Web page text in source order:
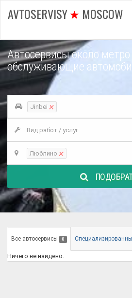
AVTOSERVISY MOSCOW
Автосервисы около
обслуживающие
Jinbei ×
Вид работ / услуг
Люблино ×
Все автосервисы 0
Ничего не найдено.